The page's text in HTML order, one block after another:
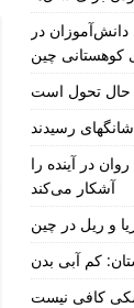
در
کوهستانی چین
حال تحول است
در آینده را
آشکار می‌کند
و ریل در چین
کم آبی بدن